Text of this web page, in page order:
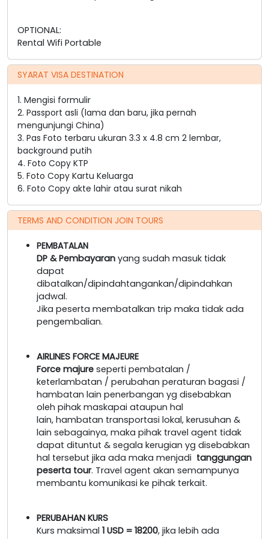
OPTIONAL:
Rental Wifi Portable
SYARAT VISA DESTINATION
1. Mengisi formulir
2. Passport asli (lama dan baru, jika pernah
mengunjungi China)
3. Pas Foto terbaru ukuran 3.3 x 4.8 cm 2 lembar,
background putih
4. Foto Copy KTP
5. Foto Copy Kartu Keluarga
6. Foto Copy akte lahir atau surat nikah
TERMS AND CONDITION JOIN TOURS
PEMBATALAN
DP & Pembayaran yang sudah masuk tidak
dapat
dibatalkan/dipindahtangankan/dipindahkan
jadwal.
Jika peserta membatalkan trip maka tidak ada
pengembalian.
AIRLINES FORCE MAJEURE
Force majure seperti pembatalan /
keterlambatan / perubahan peraturan bagasi /
hambatan lain penerbangan yg disebabkan
oleh pihak maskapai ataupun hal
lain, hambatan transportasi lokal, kerusuhan &
lain sebagainya, maka pihak travel agent tidak
dapat dituntut & segala kerugian yg disebabkan
hal tersebut jika ada maka menjadi tanggungan
peserta tour. Travel agent akan semampunya
membantu komunikasi ke pihak terkait.
PERUBAHAN KURS
Kurs maksimal 1 USD = 18200, jika lebih ada